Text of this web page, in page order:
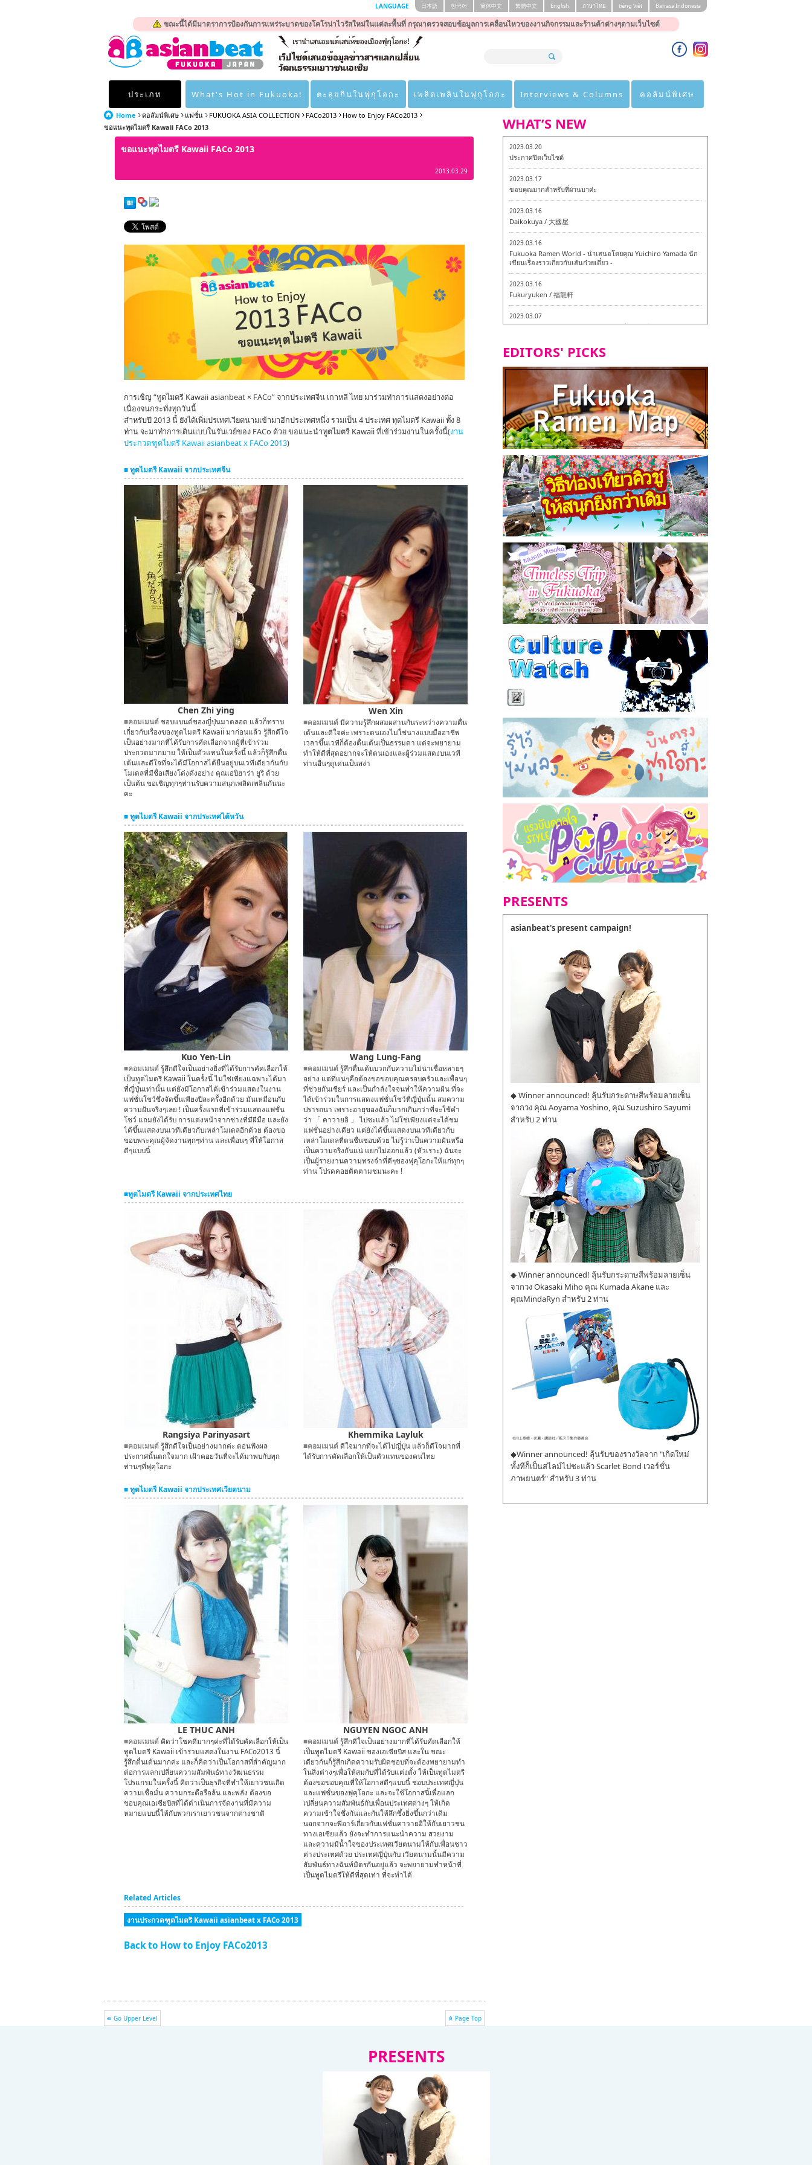
ขณะนี้ได้มีมาตราการป้องกันการแพร่ระบาดของโคโรน่าไวรัสใหม่ในแต่ละพื้นที่ กรุณาตรวจสอบข้อมูลการเคลื่อนไหวของงานกิจกรรมและร้านค้าต่างๆตามเว็บไซต์
LANGUAGE 日本語 한국어 簡体中文 繁體中文 English ภาษาไทย tiéng Viêt Bahasa Indonesia
ประเภท What's Hot in Fukuoka! ตะลุยกินในฟุกุโอกะ เพลิดเพลินในฟุกุโอกะ Interviews & Columns คอลัมน์พิเศษ
Home คอลัมน์พิเศษ แฟชั่น FUKUOKA ASIA COLLECTION FACo2013
How to Enjoy FACo2013
ขอแนะทุตไมตรี Kawaii FACo 2013
ขอแนะทุตไมตรี Kawaii FACo 2013
2013.03.29
การเชิญ “ทูตไมตรี Kawaii asianbeat × FACo” จากประเทศจีน เกาหลี ไทย มาร่วมทำการแสดงอย่างต่อ
เนื่องจนกระทั่งทุกวันนี้
สำหรับปี 2013 นี้ ยังได้เพิ่มปรเทศเวียตนามเข้ามาอีกประเทศหนึ่ง รวมเป็น 4 ประเทศ ทุตไมตรี Kawaii ทั้ง 8
ท่าน จะมาทำการเดินแบบในรันเวย์ของ FACo ด้วย ขอแนะนำทูตไมตรี Kawaii ที่เข้าร่วมงานในครั้งนี้(งาน
ประกวดฑูตไมตรี Kawaii asianbeat x FACo 2013)
■ ทูตไมตรี Kawaii จากประเทศจีน
Chen Zhi ying
■คอมเมนต์ชอบแบนด์ของญี่ปุ่นมาตลอด แล้วก็ทราบ
เกี่ยวกับเรื่องของทูตไมตรี Kawaii มาก่อนแล้ว รู้สึกดีใจ
เป็นอย่างมากที่ได้รับการคัดเลือกจากผู้ที่เข้าร่วม
ประกวดมากมาย ให้เป็นตัวแทนในครั้งนี้ แล้วก็รู้สึกตื่น
เต้นและดีใจที่จะได้มีโอกาสได้ยืนอยู่บนเวทีเดียวกันกับ
โมเดลที่มีชื่อเสียงโด่งดังอย่าง คุณเอบิฮาร่า ยูริ ด้วย
เป็นต้น ขอเชิญทุกๆท่านรับความสนุกเพลิดเพลินกันนะ
คะ
Wen Xin
■คอมเมนต์มีความรู้สึกผสมผสานกันระหว่างความตื่น
เต้นและดีใจค่ะ เพราะตนเองไม่ใช่นางแบบมืออาชีพ
เวลาขึ้นเวทีก็ต้องตื่นเต้นเป็นธรรมดา แต่จะพยายาม
ทำให้ดีที่สุดอยากจะให้ตนเองและผู้ร่วมแสดงบนเวที
ท่านอื่นๆดูเด่นเป็นสง่า
■ ทูตไมตรี Kawaii จากประเทศไต้หวัน
Kuo Yen-Lin
■คอมเมนต์รู้สึกดีใจเป็นอย่างยิ่งที่ได้รับการคัดเลือกให้
เป็นทูตไมตรี Kawaii ในครั้งนี้ ไม่ใช่เพียงแฉพาะได้มา
ที่ญี่ปุ่นเท่านั้น แต่ยังมีโอกาสได้เข้าร่วมแสดงในงาน
แฟชั่นโชว์ซึ่งจัดขึ้นเพียงปีละครั้งอีกด้วย มันเหมือนกับ
ความฝันจริงๆเลย ! เป็นครั้งแรกที่เข้าร่วมแสดงแฟชั่น
โชว์ แถมยังได้รับ การแต่งหน้าจากช่างที่มีฝีมือ และยัง
ได้ขึ้นแสดงบนเวทีเดียวกับเหล่าโมเดลอีกด้วย ต้องขอ
ขอบพระคุณผู้จัดงานทุกๆท่าน และเพื่อนๆ ที่ให้โอกาส
ดีๆแบบนี้
Wang Lung-Fang
■คอมเมนต์รู้สึกตื่นเต้นบวกกับความไม่น่าเชื่อหลายๆ
อย่าง แต่ที่แน่ๆคือต้องขอขอบคุณครอบครัวและเพื่อนๆ
ที่ช่วยกันเชียร์ และเป็นกำลังใจจนทำให้ความฝัน ที่จะ
ได้เข้าร่วมในการแสดงแฟชั่นโชว์ที่ญี่ปุ่นนั้น สมความ
ปรารถนา เพราะอายุของฉันก็มากเกินกว่าที่จะใช้คำ
ว่า 「 คาวายอิ 」 ไปซะแล้ว ไม่ใช่เพียงแต่จะได้ชม
แฟชั่นอย่างเดียว แต่ยังได้ขึ้นแสดงบนเวทีเดียวกับ
เหล่าโมเดลที่ตนชื่นชอบด้วย ไม่รู้ว่าเป็นความฝันหรือ
เป็นความจริงกันแน่ แยกไม่ออกแล้ว (หัวเราะ) ฉันจะ
เป็นผู้รายงานความทรงจำที่ดีๆของฟุคุโอกะให้แก่ทุกๆ
ท่าน โปรดคอยติตตามชมนะคะ !
■ทูตไมตรี Kawaii จากประเทศไทย
Rangsiya Parinyasart
■คอมเมนต์รู้สึกดีใจเป็นอย่างมากค่ะ ตอนฟังผล
ประกาศนั้นตกใจมาก เฝ้าคอยวันที่จะได้มาพบกับทุก
ท่านๆที่ฟุคุโอกะ
Khemmika Layluk
■คอมเมนต์ดีใจมากที่จะได้ไปญี่ปุ่น แล้วก็ดีใจมากที่
ได้รับการคัดเลือกให้เป็นตัวแทนของคนไทย
■ ทูตไมตรี Kawaii จากประเทศเวียตนาม
LE THUC ANH
■คอมเมนต์ คิดว่าโชคดีมากๆค่ะที่ได้รับคัดเลือกให้เป็น
ทูตไมตรี Kawaii เข้าร่วมแสดงในงาน FACo2013 นี้
รู้สึกตื่นเต้นมากค่ะ และก็คิดว่าเป็นโอกาสที่สำคัญมาก
ต่อการแลกเปลี่ยนความสัมพันธ์ทางวัฒนธรรม
โปรแกรมในครั้งนี้ คิดว่าเป็นธุรกิจที่ทำให้เยาวชนเกิด
ความเชื่อมั่น ความกระตือรือล้น และพลัง ต้องขอ
ขอบคุณเอเซียบีสที่ได้ดำเนินการจัดงานที่มีความ
หมายแบบนี้ให้กับพวกเราเยาวชนจากต่างชาติ
NGUYEN NGOC ANH
■คอมเมนต์รู้สึกดีใจเป็นอย่างมากที่ได้รับคัดเลือกให้
เป็นทูตไมตรี Kawaii ของเอเซียบีส และใน ขณะ
เดียวกันก็รู้สึกเกิดความรับผิดชอบที่จะต้องพยายามทำ
ในสิ่งต่างๆเพื่อให้สมกับที่ได้รับแต่งตั้ง ให้เป็นทูตไมตรี
ต้องขอขอบคุณที่ให้โอกาสดีๆแบบนี้ ชอบประเทศญี่ปุ่น
และแฟชั่นของฟุคุโอกะ และจะใช้โอกาสนี้เพื่อแลก
เปลี่ยนความสัมพันธ์กับเพื่อนประเทศต่างๆ ให้เกิด
ความเข้าใจซึ่งกันและกันให้ลึกซึ้งยิ่งขึ้นกว่าเดิม
นอกจากจะพีอาร์เกี่ยวกับแฟชั่นคาวายอิให้กับเยาวชน
ทางเอเซียแล้ว ยังจะทำการแนะนำความ สวยงาม
และความมีน้ำใจของประเทศเวียตนามให้กับเพื่อนชาว
ต่างประเทศด้วย ประเทศญี่ปุ่นกับ เวียตนามนั้นมีความ
สัมพันธ์ทางฉันท์มิตรกันอยู่แล้ว จะพยายามทำหน้าที่
เป็นทูตไมตรีให้ดีที่สุดเท่า ที่จะทำได้
Related Articles
งานประกวดฑูตไมตรี Kawaii asianbeat x FACo 2013
Back to How to Enjoy FACo2013
Go Upper Level Page Top
WHAT’S NEW
2023.03.20
ประกาศปิดเว็บไซต์
2023.03.17
ขอบคุณมากสำหรับที่ผ่านมาค่ะ
2023.03.16
Daikokuya / 大國屋
2023.03.16
Fukuoka Ramen World - นำเสนอโดยคุณ Yuichiro Yamada นัก
เขียนเรื่องราวเกี่ยวกับเส้นก๋วยเตี๋ยว -
2023.03.16
Fukuryuken / 福龍軒
2023.03.07
Isogiyokarazu สาขาหลักฮากาตะ - ทัวร์ชิมเมนูวีแกนและมังสวิรัติ
2023.03.07
ทัวร์ชิมเมนูวีแกนและมังสวิรัติในเมืองฟุกุโอกะ
2023.03.02
little stand Daimyo - ทัวร์ชิมเมนูวีแกนและมังสวิรัติในเมืองฟุกุโอ
กะ -
2023.02.28
Tochikuken Orio Honsha Udon-ten / 東筑軒 折尾本社うどん店
2023.02.27
Maruyoshi Shokudo / 丸好食堂
EDITORS' PICKS
PRESENTS
asianbeat's present campaign!
◆ Winner announced! ลุ้นรับกระดาษสีพร้อมลายเซ็น
จากวง คุณ Aoyama Yoshino, คุณ Suzushiro Sayumi
สำหรับ 2 ท่าน
◆ Winner announced! ลุ้นรับกระดาษสีพร้อมลายเซ็น
จากวง Okasaki Miho คุณ Kumada Akane และ
คุณMindaRyn สำหรับ 2 ท่าน
◆Winner announced! ลุ้นรับของรางวัลจาก "เกิดใหม่
ทั้งทีก็เป็นสไลม์ไปซะแล้ว Scarlet Bond เวอร์ชั่น
ภาพยนตร์" สำหรับ 3 ท่าน
PRESENTS